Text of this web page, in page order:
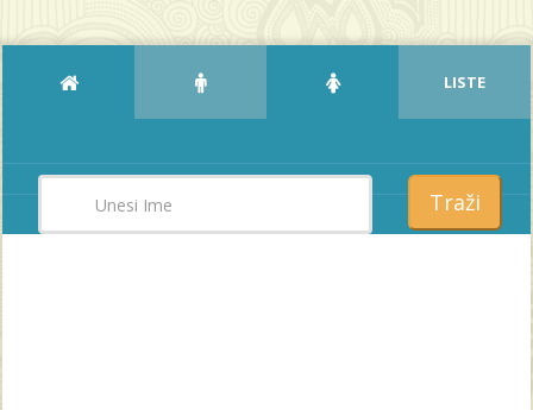
LISTE
Traži